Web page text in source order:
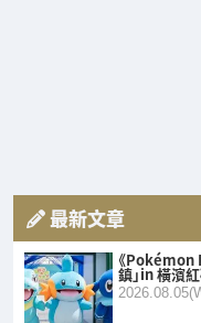
最新文章
《Pokémon
鎮」in 橫濱